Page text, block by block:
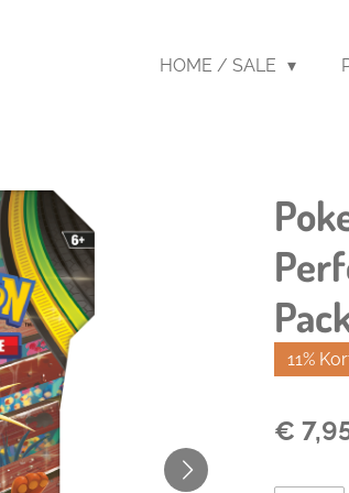
HOME / SALE
11%
€